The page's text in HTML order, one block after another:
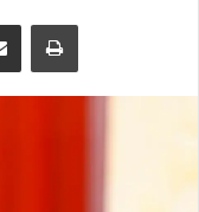
Share via Email Print